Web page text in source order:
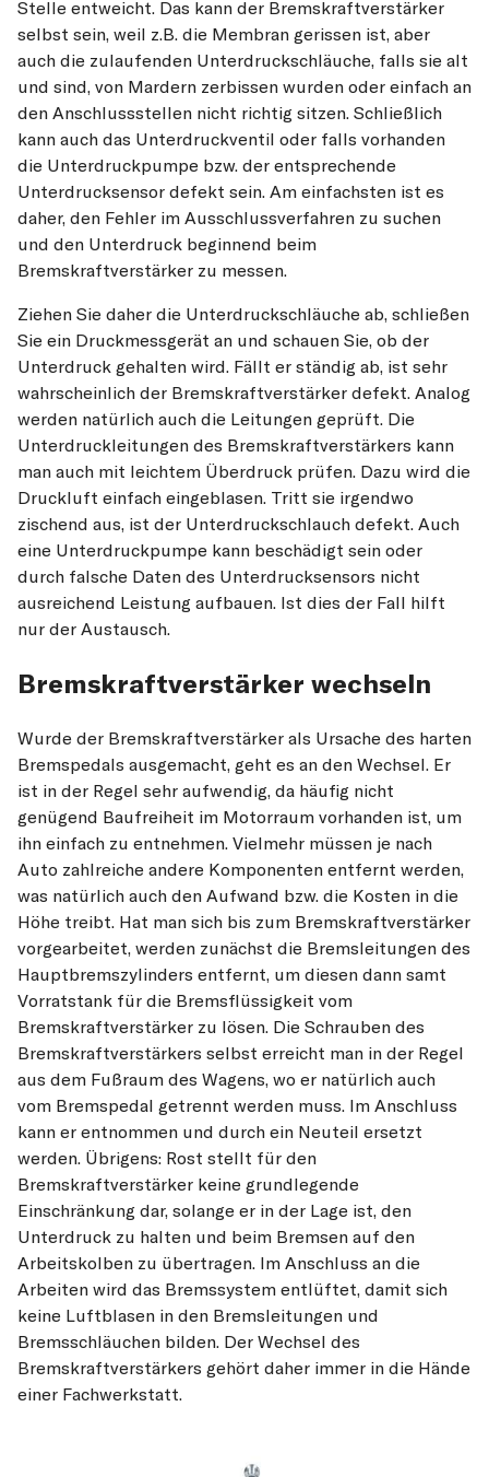
Stelle entweicht. Das kann der Bremskraftverstärker
selbst sein, weil z.B. die Membran gerissen ist, aber
auch die zulaufenden Unterdruckschläuche, falls sie alt
und sind, von Mardern zerbissen wurden oder einfach an
den Anschlussstellen nicht richtig sitzen. Schließlich
kann auch das Unterdruckventil oder falls vorhanden
die Unterdruckpumpe bzw. der entsprechende
Unterdrucksensor defekt sein. Am einfachsten ist es
daher, den Fehler im Ausschlussverfahren zu suchen
und den Unterdruck beginnend beim
Bremskraftverstärker zu messen.
Ziehen Sie daher die Unterdruckschläuche ab, schließen
Sie ein Druckmessgerät an und schauen Sie, ob der
Unterdruck gehalten wird. Fällt er ständig ab, ist sehr
wahrscheinlich der Bremskraftverstärker defekt. Analog
werden natürlich auch die Leitungen geprüft. Die
Unterdruckleitungen des Bremskraftverstärkers kann
man auch mit leichtem Überdruck prüfen. Dazu wird die
Druckluft einfach eingeblasen. Tritt sie irgendwo
zischend aus, ist der Unterdruckschlauch defekt. Auch
eine Unterdruckpumpe kann beschädigt sein oder
durch falsche Daten des Unterdrucksensors nicht
ausreichend Leistung aufbauen. Ist dies der Fall hilft
nur der Austausch.
Bremskraftverstärker wechseln
Wurde der Bremskraftverstärker als Ursache des harten
Bremspedals ausgemacht, geht es an den Wechsel. Er
ist in der Regel sehr aufwendig, da häufig nicht
genügend Baufreiheit im Motorraum vorhanden ist, um
ihn einfach zu entnehmen. Vielmehr müssen je nach
Auto zahlreiche andere Komponenten entfernt werden,
was natürlich auch den Aufwand bzw. die Kosten in die
Höhe treibt. Hat man sich bis zum Bremskraftverstärker
vorgearbeitet, werden zunächst die Bremsleitungen des
Hauptbremszylinders entfernt, um diesen dann samt
Vorratstank für die Bremsflüssigkeit vom
Bremskraftverstärker zu lösen. Die Schrauben des
Bremskraftverstärkers selbst erreicht man in der Regel
aus dem Fußraum des Wagens, wo er natürlich auch
vom Bremspedal getrennt werden muss. Im Anschluss
kann er entnommen und durch ein Neuteil ersetzt
werden. Übrigens: Rost stellt für den
Bremskraftverstärker keine grundlegende
Einschränkung dar, solange er in der Lage ist, den
Unterdruck zu halten und beim Bremsen auf den
Arbeitskolben zu übertragen. Im Anschluss an die
Arbeiten wird das Bremssystem entlüftet, damit sich
keine Luftblasen in den Bremsleitungen und
Bremsschläuchen bilden. Der Wechsel des
Bremskraftverstärkers gehört daher immer in die Hände
einer Fachwerkstatt.